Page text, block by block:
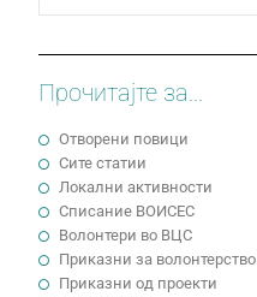
Прочитајте за...
Отворени повици
Сите статии
Локални активности
Cписание ВОИСЕС
Волонтери во ВЦС
Приказни за волонтерство
Приказни од проекти